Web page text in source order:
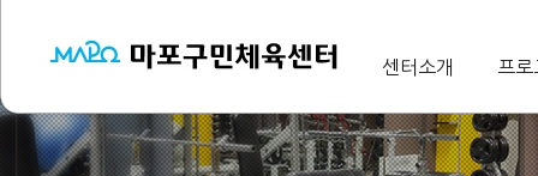
센터소개 프